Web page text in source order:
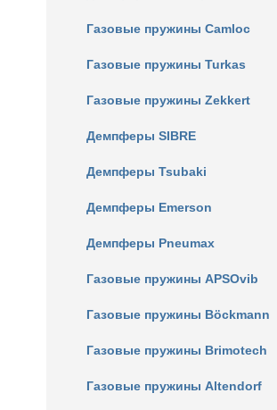
Газовые пружины Camloc
Газовые пружины Turkas
Газовые пружины Zekkert
Демпферы SIBRE
Демпферы Tsubaki
Демпферы Emerson
Демпферы Pneumax
Газовые пружины APSOvib
Газовые пружины Böckmann
Газовые пружины Brimotech
Газовые пружины Altendorf